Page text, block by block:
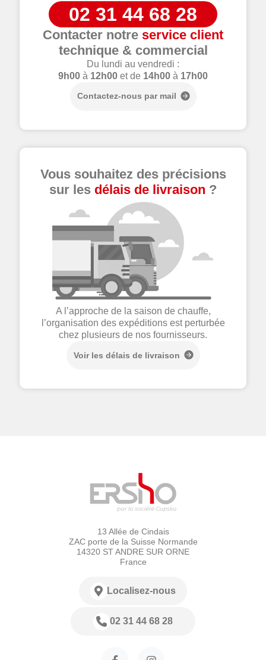
02 31 44 68 28
Contacter notre service client
technique & commercial
Du lundi au vendredi :
9h00 à 12h00 et de 14h00 à 17h00
Contactez-nous par mail
Vous souhaitez des précisions
sur les délais de livraison ?
A l’approche de la saison de chauffe,
l’organisation des expéditions est perturbée
chez plusieurs de nos fournisseurs.
Voir les délais de livraison
13 Allée de Cindais
ZAC porte de la Suisse Normande
14320 ST ANDRE SUR ORNE
France
Localisez-nous
02 31 44 68 28